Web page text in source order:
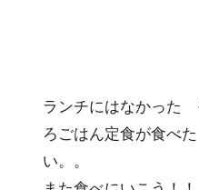
ランチにはなかった
ろごはん定食が食べた
い。。